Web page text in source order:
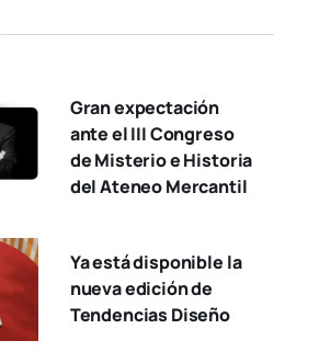
Gran expectación
ante el III Congreso
de Misterio e Historia
del Ateneo Mercantil
Ya está disponible la
nueva edición de
Tendencias Diseño